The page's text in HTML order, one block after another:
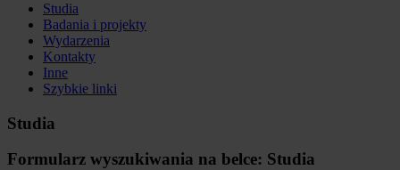
Studia
Badania i projekty
Wydarzenia
Kontakty
Inne
Szybkie linki
Studia
Formularz wyszukiwania na belce: Studia